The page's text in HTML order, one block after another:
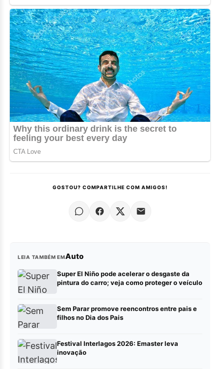
GOSTOU? COMPARTILHE COM AMIGOS!
LEIA TAMBÉM EMAuto
Super El Niño pode acelerar o desgaste da
pintura do carro; veja como proteger o veículo
Sem Parar promove reencontros entre pais e
filhos no Dia dos Pais
Festival Interlagos 2026: Emaster leva
inovação